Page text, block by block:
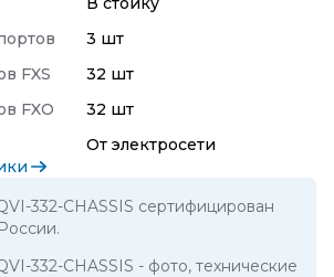
3 шт
FXS
32 шт
FXO
32 шт
От электросети
332-CHASSIS сертифицирован
332-CHASSIS - фото, технические